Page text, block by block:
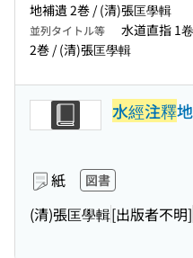
地補遺 2巻 / (清)張匡學輯
並列タイトル等 水道直指 1
2巻 / (清)張匡學輯
水經注釋
紙 図書
(清)張匡學輯[出版者不明]